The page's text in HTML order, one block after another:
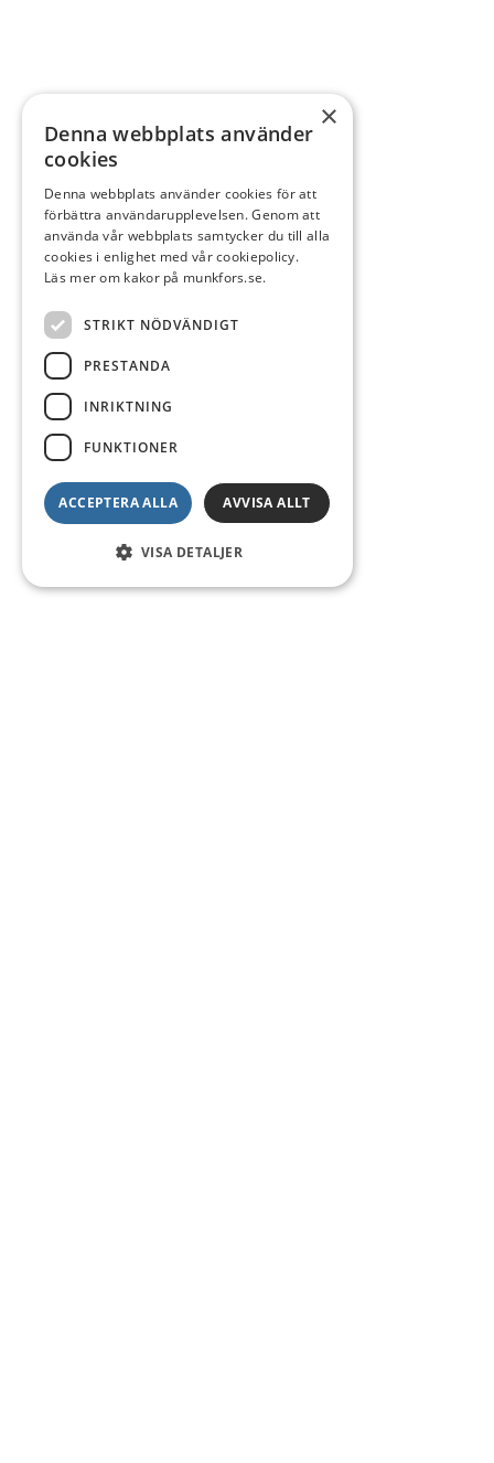
×
Denna webbplats använder
cookies
Denna webbplats använder cookies för att
förbättra användarupplevelsen. Genom att
använda vår webbplats samtycker du till alla
cookies i enlighet med vår cookiepolicy.
Läs mer om kakor på munkfors.se.
STRIKT NÖDVÄNDIGT
PRESTANDA
INRIKTNING
FUNKTIONER
ACCEPTERA ALLA AVVISA ALLT
VISA DETALJER